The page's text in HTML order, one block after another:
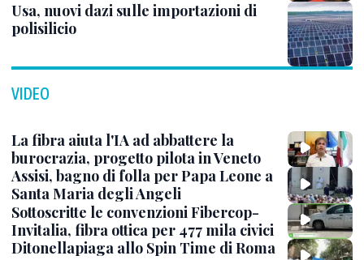
Usa, nuovi dazi sulle importazioni di
polisilicio
VIDEO
La fibra aiuta l'IA ad abbattere la
burocrazia, progetto pilota in Veneto
Assisi, bagno di folla per Papa Leone a
Santa Maria degli Angeli
Sottoscritte le convenzioni Fibercop-
Invitalia, fibra ottica per 477 mila civici
Ditonellapiaga allo Spin Time di Roma